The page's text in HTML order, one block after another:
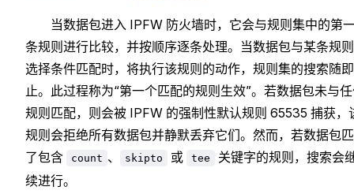
当数据包进入 IPFW 防火墙时，它会与规则集中的第
条规则进行比较，并按顺序逐条处理。当数据包与某条规
选择条件匹配时，将执行该规则的动作，规则集的搜索随
止。此过程称为“第一个匹配的规则生效”。若数据包未与
规则匹配，则会被 IPFW 的强制性默认规则 65535 捕获，
规则会拒绝所有数据包并静默丢弃它们。然而，若数据包
了包含
count 、 skipto 或 tee
关键字的规则，搜索会
续进行。